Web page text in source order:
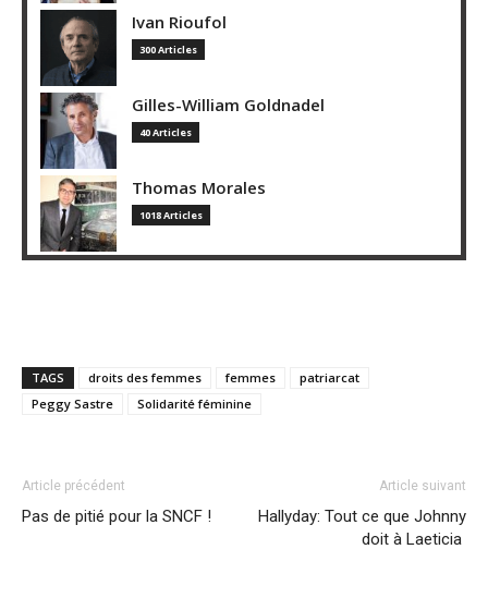
Ivan Rioufol
300 Articles
Gilles-William Goldnadel
40 Articles
Thomas Morales
1018 Articles
TAGS droits des femmes femmes
patriarcat
Peggy Sastre
Solidarité féminine
Article précédent
Pas de pitié pour la SNCF !
Article suivant
Hallyday: Tout ce que Johnny
doit à Laeticia